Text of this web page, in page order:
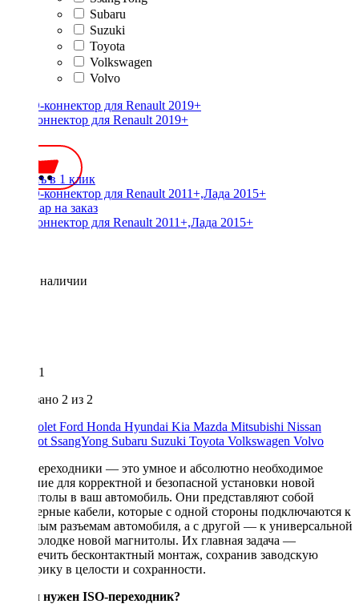
Subaru
Suzuki
Toyota
Volkswagen
Volvo
ISO-коннектор для Renault 2019+
Купить в 1 клик
ISO-коннектор для Renault 2011+,Лада 2015+
Нет в наличии
1
Показано 2 из 2
Chevrolet Ford Honda Hyundai Kia Mazda Mitsubishi Nissan
Peugeot SsangYong Subaru Suzuki Toyota Volkswagen Volvo
ISO-переходники — это умное и абсолютно необходимое
решение для корректной и безопасной установки новой
магнитолы в ваш автомобиль. Они представляют собой
адаптерные кабели, которые с одной стороны подключаются к
штатным разъемам автомобиля, а с другой — к универсальной
ISO-колодке новой магнитолы. Их главная задача —
обеспечить бесконтактный монтаж, сохранив заводскую
электрику в целости и сохранности.
Зачем нужен ISO-переходник?